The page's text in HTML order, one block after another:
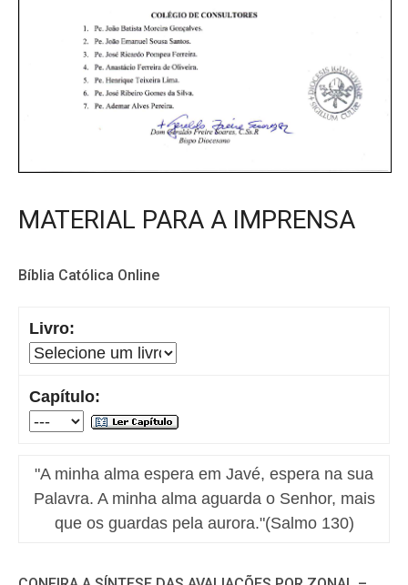
MATERIAL PARA A IMPRENSA
Bíblia Católica Online
Livro:
Capítulo:
"A minha alma espera em Javé, espera na sua
Palavra. A minha alma aguarda o Senhor, mais
que os guardas pela aurora."(Salmo 130)